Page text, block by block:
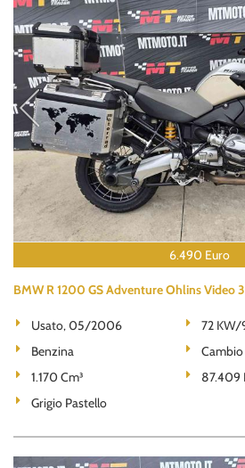
6.490 Euro
BMW R 1200 GS Adventure Ohlins Video
Usato, 05/2006
72 KW/
Benzina
1.170 Cm³
87.409
Grigio Pastello